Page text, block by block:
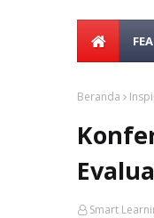
Beranda
Smart